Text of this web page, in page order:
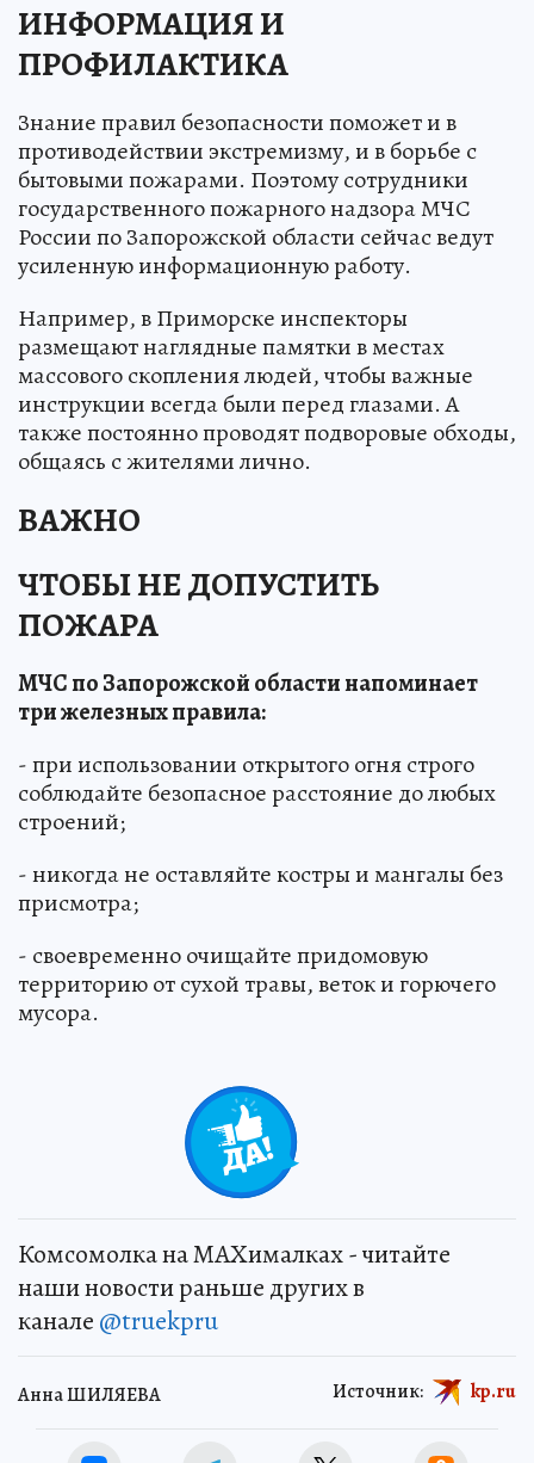
ИНФОРМАЦИЯ И
ПРОФИЛАКТИКА
Знание правил безопасности поможет и в
противодействии экстремизму, и в борьбе с
бытовыми пожарами. Поэтому сотрудники
государственного пожарного надзора МЧС
России по Запорожской области сейчас ведут
усиленную информационную работу.
Например, в Приморске инспекторы
размещают наглядные памятки в местах
массового скопления людей, чтобы важные
инструкции всегда были перед глазами. А
также постоянно проводят подворовые обходы,
общаясь с жителями лично.
ВАЖНО
ЧТОБЫ НЕ ДОПУСТИТЬ
ПОЖАРА
МЧС по Запорожской области напоминает
три железных правила:
- при использовании открытого огня строго
соблюдайте безопасное расстояние до любых
строений;
- никогда не оставляйте костры и мангалы без
присмотра;
- своевременно очищайте придомовую
территорию от сухой травы, веток и горючего
мусора.
Комсомолка на MAXималках - читайте
наши новости раньше других в
канале @truekpru
Анна ШИЛЯЕВА Источник: kp.ru